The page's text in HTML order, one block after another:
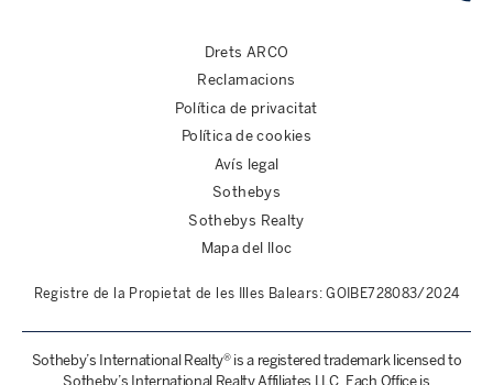
Drets ARCO
Reclamacions
Política de privacitat
Política de cookies
Avís legal
Sothebys
Sothebys Realty
Mapa del lloc
Registre de la Propietat de les Illes Balears: GOIBE728083/2024
Sotheby’s International Realty® is a registered trademark licensed to
Sotheby’s International Realty Affiliates LLC. Each Office is